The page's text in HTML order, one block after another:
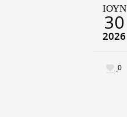
ΙΟΎΝ
30
2026
0